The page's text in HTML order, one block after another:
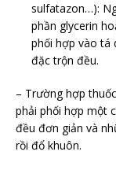
sulfatazon…):
phần glycerin
phối hợp vào tá
đặc trộn đều.
– Trường hợp
phải phối hợp một
đều đơn giản và
rồi đổ khuôn.